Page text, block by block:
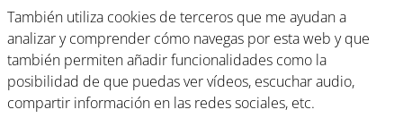
También utiliza cookies de terceros que me ayudan a
analizar y comprender cómo navegas por esta web y que
también permiten añadir funcionalidades como la
posibilidad de que puedas ver vídeos, escuchar audio,
compartir información en las redes sociales, etc.